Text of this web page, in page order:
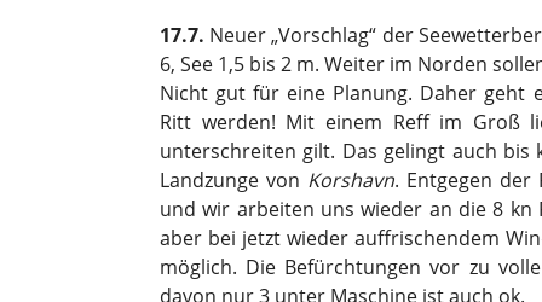
17.7. Neuer „Vorschlag“ der
6, See 1,5 bis 2 m. Weiter im Norden
Nicht gut für eine Planung. Daher geht
Ritt werden! Mit einem Reff im Groß
unterschreiten gilt. Das gelingt auch
Landzunge von Korshavn. Entgegen
und wir arbeiten uns wieder an die 8
aber bei jetzt wieder auffrischendem
möglich. Die Befürchtungen vor zu
davon nur 3 unter Maschine ist auch ok.